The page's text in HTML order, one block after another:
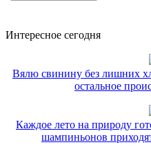
Интересное сегодня
Вялю свинину без лишних
остальное
Каждое лето на природу
шампиньонов